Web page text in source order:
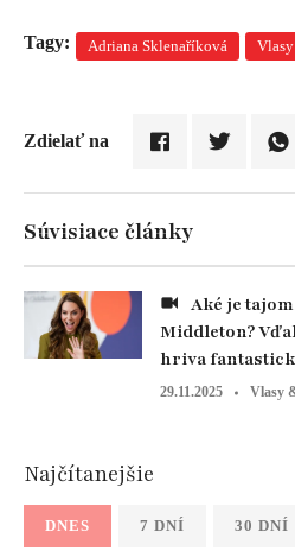
Tagy: Adriana Sklenaříková Vlasy
Zdielať na
Súvisiace články
Middleton?
hriva
29.11.2025 Vlasy
Najčítanejšie
DNES 7 DNÍ 30 DNÍ